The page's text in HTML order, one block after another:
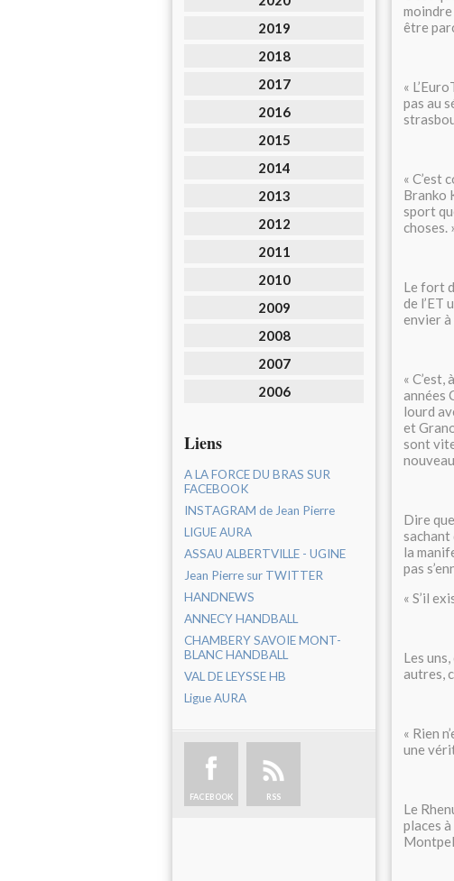
2019
2018
2017
2016
2015
2014
2013
2012
2011
2010
2009
2008
2007
2006
Liens
A LA FORCE DU BRAS SUR
FACEBOOK
INSTAGRAM de Jean Pierre
LIGUE AURA
ASSAU ALBERTVILLE - UGINE
Jean Pierre sur TWITTER
HANDNEWS
ANNECY HANDBALL
CHAMBERY SAVOIE MONT-
BLANC HANDBALL
VAL DE LEYSSE HB
Ligue AURA
FACEBOOK RSS
être
«
pas au
« C’est
Branko
sport
choses.
Le fort
de l’ET
envier à
«
années
lourd
et
sont
Dire
sachant
la
pas
« S’il
Les
autres,
« Rien
une
Le
places